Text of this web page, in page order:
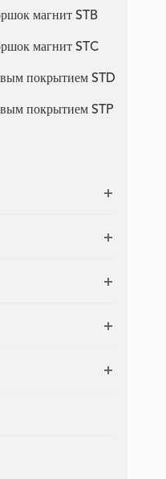
магнит STB
магнит STC
покрытием STD
покрытием STP